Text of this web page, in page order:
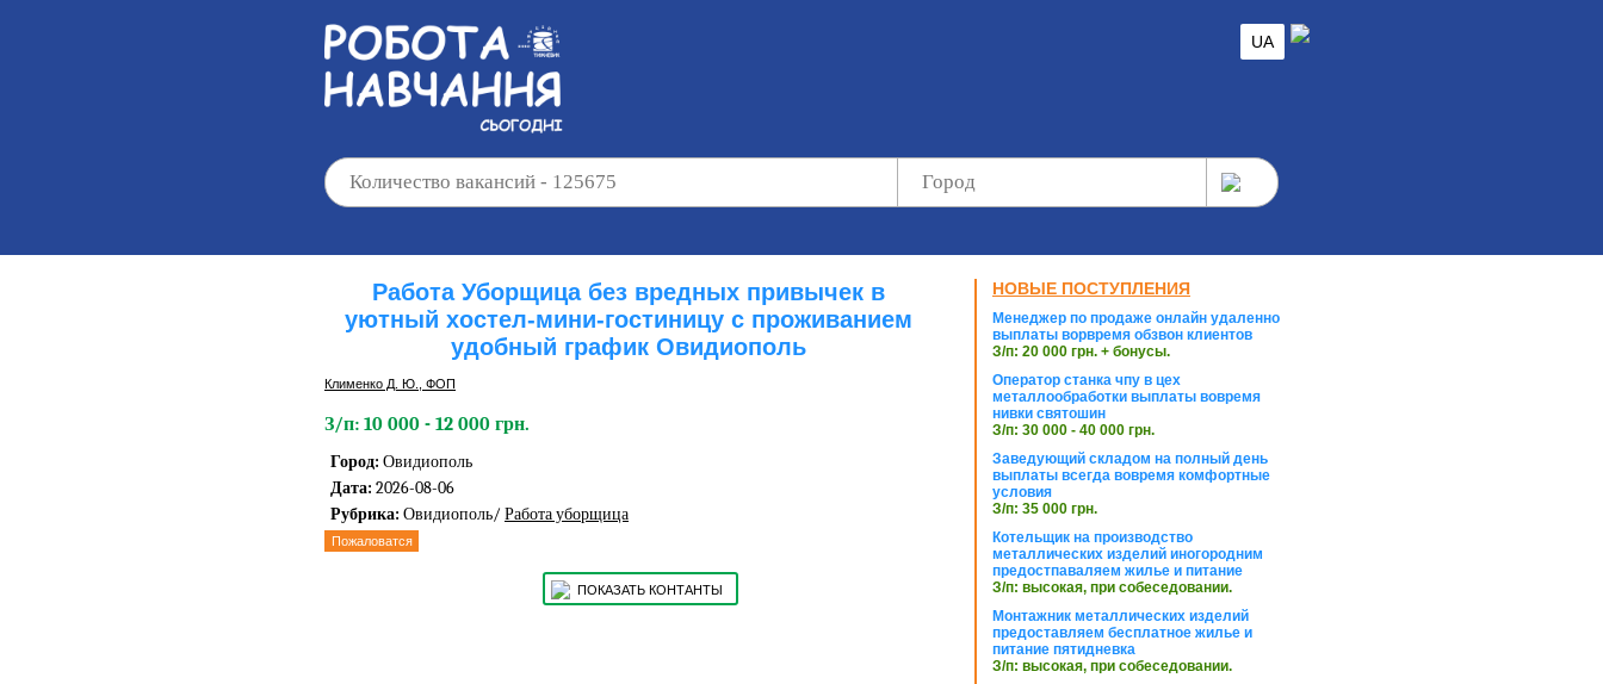
UA
Работа Уборщица без вредных привычек в
уютный хостел-мини-гостиницу с проживанием
удобный график Овидиополь
Клименко Д. Ю., ФОП
З/п: 10 000 - 12 000 грн.
Город: Овидиополь
Дата: 2026-08-06
Рубрика: Овидиополь/ Работа уборщица
Пожаловатся
ПОКАЗАТЬ КОНТАНТЫ
НОВЫЕ ПОСТУПЛЕНИЯ
Менеджер по продаже онлайн удаленно
выплаты ворвремя обзвон клиентов
З/п: 20 000 грн. + бонусы.
Оператор станка чпу в цех
металлообработки выплаты вовремя
нивки святошин
З/п: 30 000 - 40 000 грн.
Заведующий складом на полный день
выплаты всегда вовремя комфортные
условия
З/п: 35 000 грн.
Котельщик на производство
металлических изделий иногородним
предостпаваляем жилье и питание
З/п: высокая, при собеседовании.
Монтажник металлических изделий
предоставляем бесплатное жилье и
питание пятидневка
З/п: высокая, при собеседовании.